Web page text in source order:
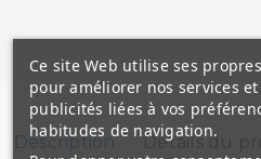
Description Détails du
Ce site Web utilise ses
pour améliorer nos services
publicités liées à vos
habitudes de navigation.